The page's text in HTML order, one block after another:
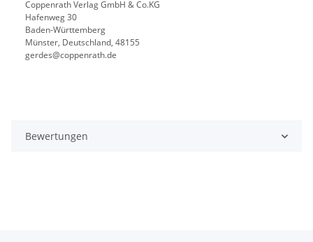
Coppenrath Verlag GmbH & Co.KG
Hafenweg 30
Baden-Württemberg
Münster, Deutschland, 48155
gerdes@coppenrath.de
Bewertungen